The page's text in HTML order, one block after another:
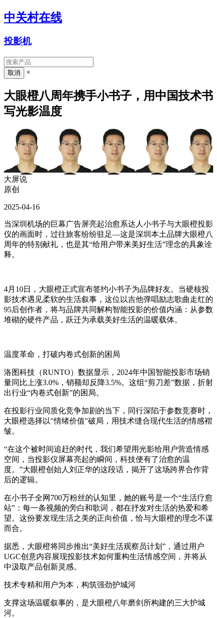
中关村在线
投影机
×
大眼橙八周年携手小书子，用中国技术书
写光影温度
大屏说
原创
2025-04-16
当深圳机场的巨幕广告屏亮起治愈系达人小书子与大眼橙投影
仪的画面时，过往旅客纷纷驻足—这是深圳本土品牌大眼橙八
周年的特别献礼，也是其“给用户带来美好生活”理念的具象诠
释。
4月10日，大眼橙正式宣布签约小书子为品牌好友。当硬核投
影技术遇见柔软的生活叙事，这位以吉他弹唱励志歌曲走红的
95后创作者，将与品牌共同解构智能投影的价值内涵：从参数
堆砌的硬件产品，跃迁为承载美好生活的温暖载体。
温度革命，打破内卷式创新的困局
洛图科技（RUNTO）数据显示，2024年中国智能投影市场销
量同比上涨3.0%，销额却反降3.5%。这组“剪刀差”数据，折射
出行业“内卷式创新”的困局。
在投影行业同质化竞争加剧的当下， 同行深陷于参数竞赛时，
大眼橙选择以"情绪价值"破局 ， 用技术缝合现代生活的情感褶
皱。
“在这个被时间追赶的时代，我们希望用光影给用户营造情感
空间，当投影仪屏幕亮起的瞬间，科技便有了治愈的温
度。”大眼橙创始人刘正华的这段话，揭开了这场跨界合作背
后的逻辑。
在小书子全网700万粉丝的认知里，她的账号是一个“生活疗愈
站”：每一条视频的旁白和歌词，都在抒发对生活的热爱和希
望。这份要发现生活之美的正向价值，恰与大眼橙的理念不谋
而合。
据悉，大眼橙将同步推出“美好生活观察员计划”，通过用户
UGC创意内容展现投影技术如何重构生活情感空间，并将从
中汲取产品创新灵感。
技术专精和用户为本，构筑强劲护城河
支撑这场温暖叙事的，是大眼橙八年磨剑所构建的三大护城
河。